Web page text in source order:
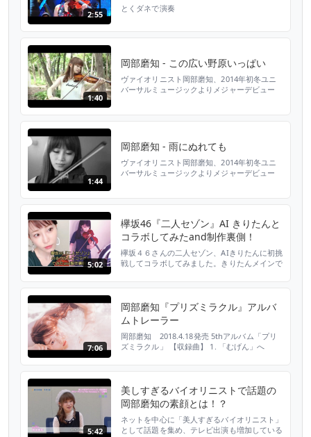
2:55
とくダネで演奏
1:40
岡部磨知 - この広い野原いっぱい
ヴァイオリニスト岡部磨知、2014年初冬ユニ
バーサルミュージックよりメジャーデビュー
1:44
岡部磨知 - 雨にぬれても
ヴァイオリニスト岡部磨知、2014年初冬ユニ
バーサルミュージックよりメジャーデビュー
5:02
欅坂46『二人セゾン』AI きりたんと
コラボしてみたand制作裏側！
欅坂４６さんの二人セゾン、AIきりたんに初挑
戦してコラボしてみました。きりたんメインで
ん ============================== 作詞：
秋元康 作曲：SoichiroK、Nozomu.S 編曲：
Souli...
7:06
岡部磨知『プリズミラクル』アルバ
ムトレーラー
岡部磨知 2018.4.18発売 5thアルバム「プリ
ズミラクル」 【収録曲】 1. 「むげん」へ
ボサイン（03:24） ...
5:42
美しすぎるバイオリニストで話題の
岡部磨知の素顔とは！？
ネットを中心に「美人すぎるバイオリニスト」
として話題を集め、テレビ出演も増加している